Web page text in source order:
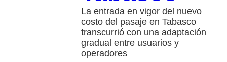
La entrada en vigor del nuevo
costo del pasaje en Tabasco
transcurrió con una adaptación
gradual entre usuarios y
operadores